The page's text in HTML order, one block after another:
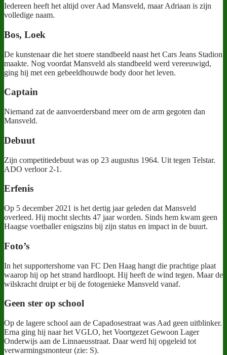
Iedereen heeft het altijd over Aad Mansveld, maar Adriaan is zijn
volledige naam.
Bos, Loek
De kunstenaar die het stoere standbeeld naast het Cars Jeans Stadion
maakte. Nog voordat Mansveld als standbeeld werd vereeuwigd,
ging hij met een gebeeldhouwde body door het leven.
Captain
Niemand zat de aanvoerdersband meer om de arm gegoten dan
Mansveld.
Debuut
Zijn competitiedebuut was op 23 augustus 1964. Uit tegen Telstar.
ADO verloor 2-1.
Erfenis
Op 5 december 2021 is het dertig jaar geleden dat Mansveld
overleed. Hij mocht slechts 47 jaar worden. Sinds hem kwam geen
Haagse voetballer enigszins bij zijn status en impact in de buurt.
Foto’s
In het supportershome van FC Den Haag hangt die prachtige plaat
waarop hij op het strand hardloopt. Hij heeft de wind tegen. Maar de
wilskracht druipt er bij de fotogenieke Mansveld vanaf.
Geen ster op school
Op de lagere school aan de Capadosestraat was Aad geen uitblinker.
Erna ging hij naar het VGLO, het Voortgezet Gewoon Lager
Onderwijs aan de Linnaeusstraat. Daar werd hij opgeleid tot
verwarmingsmonteur (zie: S).